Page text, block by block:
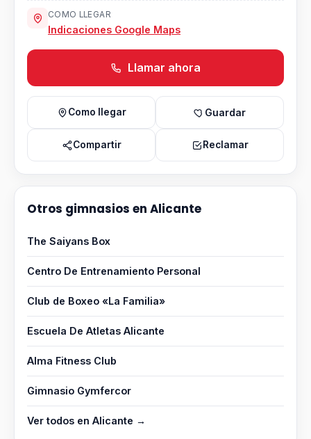
COMO LLEGAR
Indicaciones Google Maps
Llamar ahora
Como llegar Guardar
Compartir Reclamar
Otros gimnasios en Alicante
The Saiyans Box
Centro De Entrenamiento Personal
Club de Boxeo «La Familia»
Escuela De Atletas Alicante
Alma Fitness Club
Gimnasio Gymfercor
Ver todos en Alicante →